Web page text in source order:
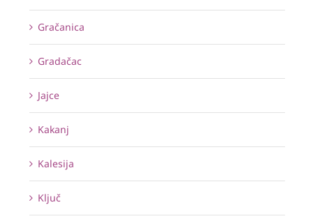
Gračanica
Gradačac
Jajce
Kakanj
Kalesija
Ključ